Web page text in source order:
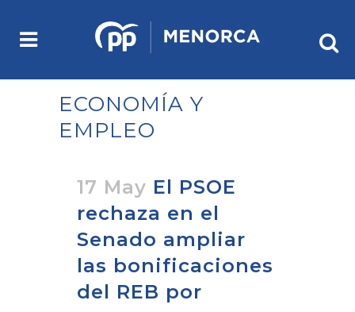
ECONOMÍA Y
EMPLEO
17 May El PSOE
rechaza en el
Senado ampliar
las bonificaciones
del REB por